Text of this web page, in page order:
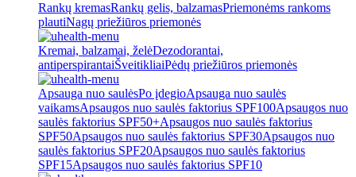
Rankų kremasRankų gelis, balzamasPriemonėms rankoms
plautiNagų priežiūros priemonės
Kremai, balzamai, želėDezodorantai,
antiperspirantaiŠveitikliaiPėdų priežiūros priemonės
Apsauga nuo saulėsPo įdegioApsauga nuo saulės
vaikamsApsaugos nuo saulės faktorius SPF100Apsaugos nuo
saulės faktorius SPF50+Apsaugos nuo saulės faktorius
SPF50Apsaugos nuo saulės faktorius SPF30Apsaugos nuo
saulės faktorius SPF20Apsaugos nuo saulės faktorius
SPF15Apsaugos nuo saulės faktorius SPF10